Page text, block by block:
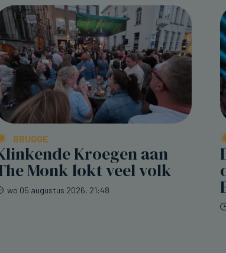
BRUGGE
Kroegen aan
Monk lokt veel volk
wo 05 augustus 2026, 21:48